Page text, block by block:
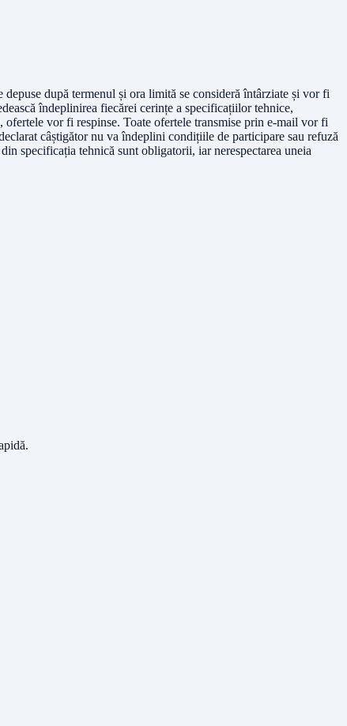
după termenul și ora limită se consideră întârziate și vor fi
îndeplinirea fiecărei cerințe a specificațiilor tehnice,
vor fi respinse. Toate ofertele transmise prin e-mail vor fi
câștigător nu va îndeplini condițiile de participare sau refuză
specificația tehnică sunt obligatorii, iar nerespectarea uneia